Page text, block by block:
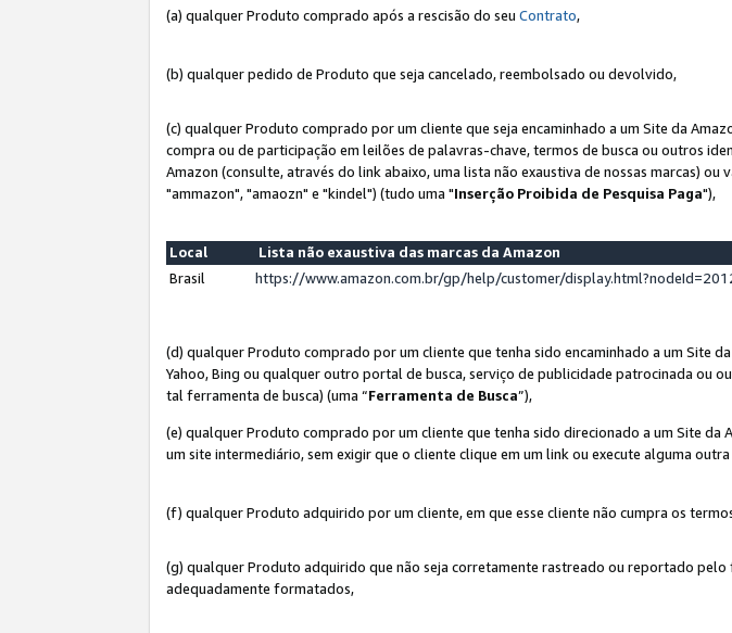
(a) qualquer Produto comprado após a rescisão do seu Contrato,
(b) qualquer pedido de Produto que seja cancelado, reembolsado ou devolvido,
(c) qualquer Produto comprado por um cliente que seja encaminhado a um Site da
compra ou de participação em leilões de palavras-chave, termos de busca ou outros
Amazon (consulte, através do link abaixo, uma lista não exaustiva de nossas marcas)
"ammazon", "amaozn" e "kindel") (tudo uma "Inserção Proibida de Pesquisa Paga"),
Local
Lista não exaustiva das marcas da Amazon
Brasil
https://www.amazon.com.br/gp/help/customer/
(d) qualquer Produto comprado por um cliente que tenha sido encaminhado a um Site
Yahoo, Bing ou qualquer outro portal de busca, serviço de publicidade patrocinada ou
tal ferramenta de busca) (uma “Ferramenta de Busca”),
(e) qualquer Produto comprado por um cliente que tenha sido direcionado a um Site
um site intermediário, sem exigir que o cliente clique em um link ou execute alguma
(f) qualquer Produto adquirido por um cliente, em que esse cliente não cumpra os
(g) qualquer Produto adquirido que não seja corretamente rastreado ou reportado
adequadamente formatados,